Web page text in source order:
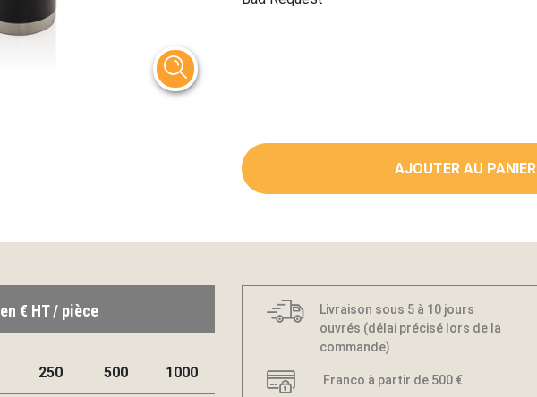
AJOUTER AU PANIER
en € HT / pièce
250 500 1000
Livraison sous 5 à 10 jours
ouvrés (délai précisé lors de la
commande)
Franco à partir de 500 €